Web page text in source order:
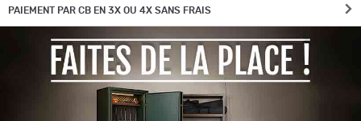
PAIEMENT PAR CB EN 3X OU 4X SANS FRAIS